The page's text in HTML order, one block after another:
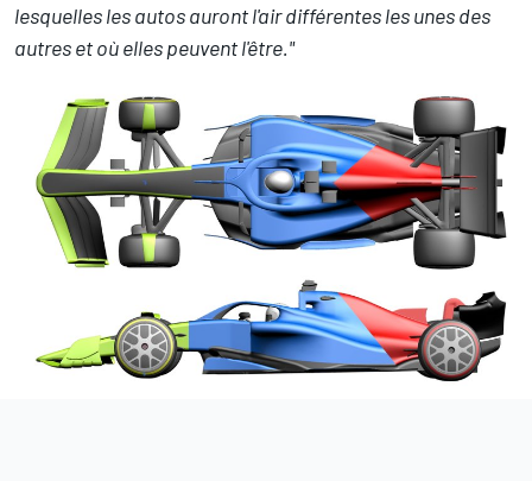
lesquelles les autos auront l'air différentes les unes des
autres et où elles peuvent l'être."